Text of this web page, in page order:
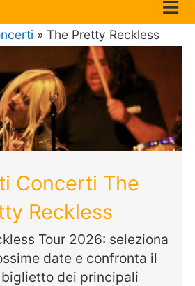
» The Pretty Reckless
Concerti The
Reckless
Tour 2026: seleziona
date e confronta il
dei principali